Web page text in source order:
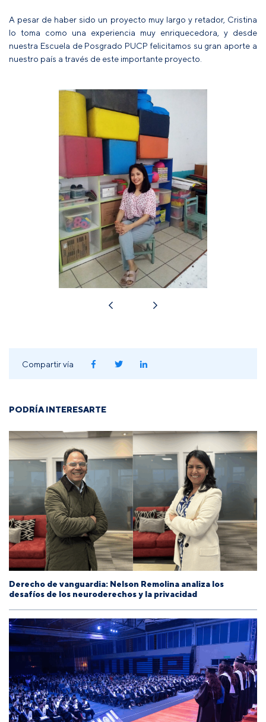
A pesar de haber sido un proyecto muy largo y retador, Cristina
lo toma como una experiencia muy enriquecedora, y desde
nuestra Escuela de Posgrado PUCP felicitamos su gran aporte a
nuestro país a través de este importante proyecto.
Compartir vía
PODRÍA INTERESARTE
Derecho de vanguardia: Nelson Remolina analiza los
desafíos de los neuroderechos y la privacidad